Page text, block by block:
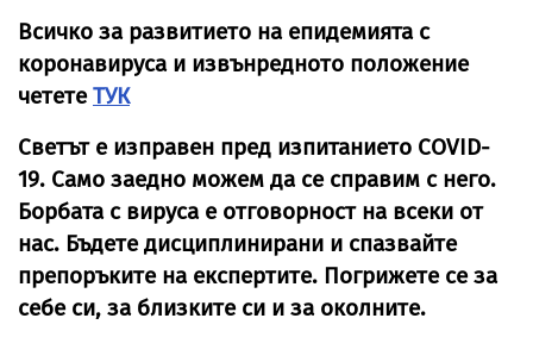
Всичко за развитието на епидемията с
коронавируса и извънредното положение
чететеТУК
Светът е изправен пред изпитанието COVID-
19. Само заедно можем да се справим с него.
Борбата с вируса е отговорност на всеки от
нас. Бъдете дисциплинирани и спазвайте
препоръките на експертите. Погрижете се за
себе си, за близките си и за околните.